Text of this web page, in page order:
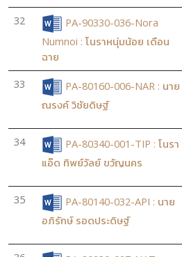
32
PA-90330-036-Nora
Numnoi : โนราหนุ่มน้อย เดือน
ฉาย
33
PA-80160-006-NAR : นาย
ณรงค์ วิชัยดิษฐ์
34
PA-80340-001-TIP : โนรา
แอ๊ด ทิพย์วัลย์ ขวัญนคร
35
PA-80140-032-API : นาย
อภิรักษ์ รอดประดิษฐ์